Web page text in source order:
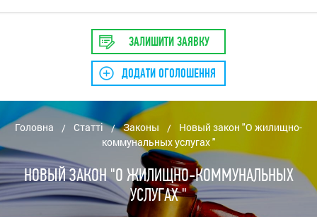
ЗАЛИШИТИ ЗАЯВКУ
ДОДАТИ ОГОЛОШЕННЯ
Головна / Статті / Законы /
Новый закон "О жилищно-
коммунальных услугах "
НОВЫЙ ЗАКОН "О ЖИЛИЩНО-КОММУНАЛЬНЫХ
УСЛУГАХ "